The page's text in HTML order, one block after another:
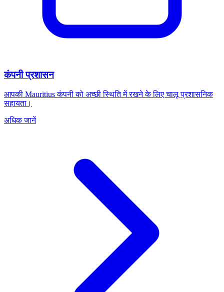
कंपनी प्रशासन
आपकी Mauritius कंपनी को अच्छी स्थिति में रखने के लिए चालू प्रशासनिक
सहायता।
अधिक जानें